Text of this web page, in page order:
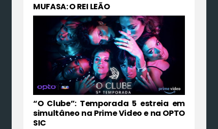
MUFASA: O REI LEÃO
“O Clube”: Temporada 5 estreia em
simultâneo na Prime Video e na OPTO
SIC